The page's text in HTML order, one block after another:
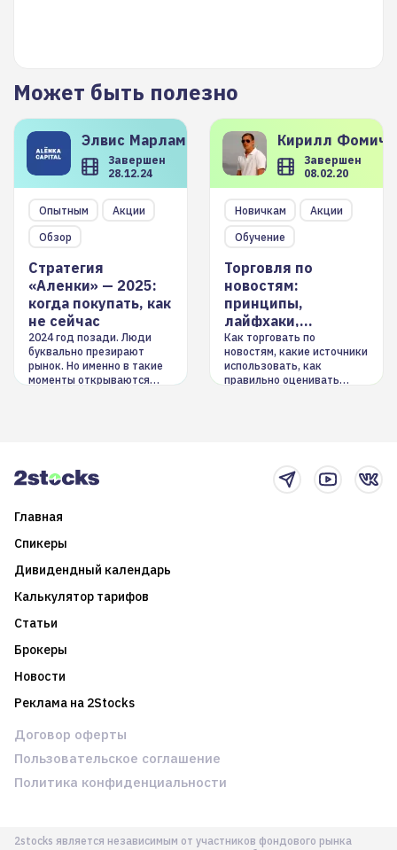
Может быть полезно
Элвис Марламов
Завершен
28.12.24
Опытным
Акции
Обзор
Стратегия
«Аленки» — 2025:
когда покупать, как
не сейчас
2024 год позади. Люди
буквально презирают
рынок. Но именно в такие
моменты открываются
Кирилл
Завершен
08.02.20
Новичкам
Акции
Обучение
Торговля по
новостям:
принципы,
лайфхаки,
инструменты
Как торговать по
новостям, какие источники
использовать, как
правильно оценивать
Главная
Спикеры
Дивидендный календарь
Калькулятор тарифов
Статьи
Брокеры
Новости
Реклама на 2Stocks
2stocks является независимым от участников фондового рынка
Договор оферты
Пользовательское соглашение
Политика конфиденциальности